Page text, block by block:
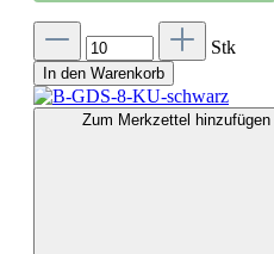
Stk
In den Warenkorb
Zum Merkzettel hinzufügen